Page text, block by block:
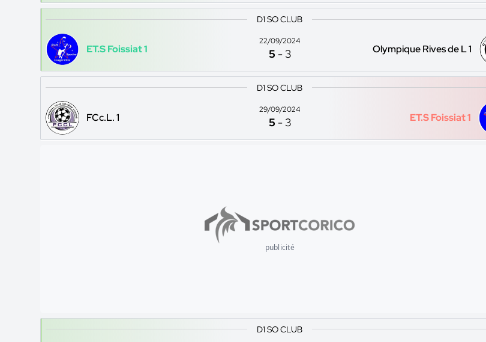
D1 SO CLUB
ET.S Foissiat 1
22/09/2024
5 - 3 Olympique Rives de L 1
D1 SO CLUB
FCc.L. 1
29/09/2024
5 - 3 ET.S Foissiat 1
publicité
D1 SO CLUB